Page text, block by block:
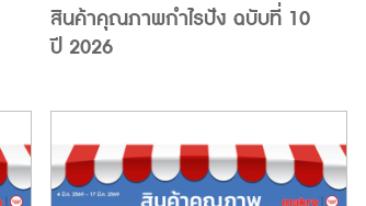
สินค้าคุณภาพกำไรปัง ฉบับที่ 10
ปี 2026